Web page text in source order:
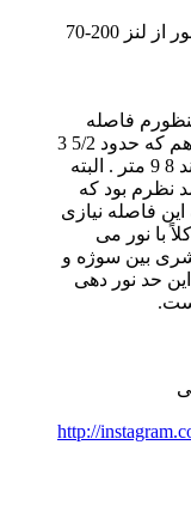
باز هم به نظر من برای این منظور از لنز 200-70
فاصله
بین فون و عکاس است. سوژه هم که حدود 5/2 3
متر از فون فاصله بگیرد می ماند 8 9 متر . البته
های قدی با 200-70 مد نظرم بود که
فاصله نیازی
با نور می
بین سوژه و
حد نور دهی
http://